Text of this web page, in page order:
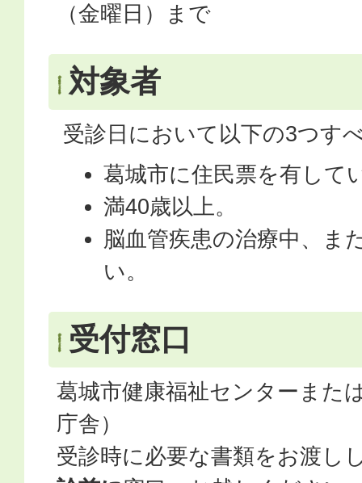
（金曜日）まで
対象者
受診日において以下の3つす
葛城市に住民票を有して
満40歳以上。
脳血管疾患の治療中、ま
い。
受付窓口
葛城市健康福祉センターまた
庁舎）
受診時に必要な書類をお渡し